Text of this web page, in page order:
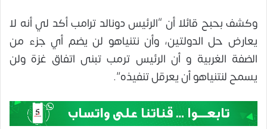
وكشف بحبح قائلا أن “الرئيس دونالد ترامب أكد لي أنه لا
يعارض حل الدولتين، وأن نتنياهو لن يضم أي جزء من
الضفة الغربية و أن الرئيس ترمب تبنى اتفاق غزة ولن
يسمح لنتنياهو أن يعرقل تنفيذه”.